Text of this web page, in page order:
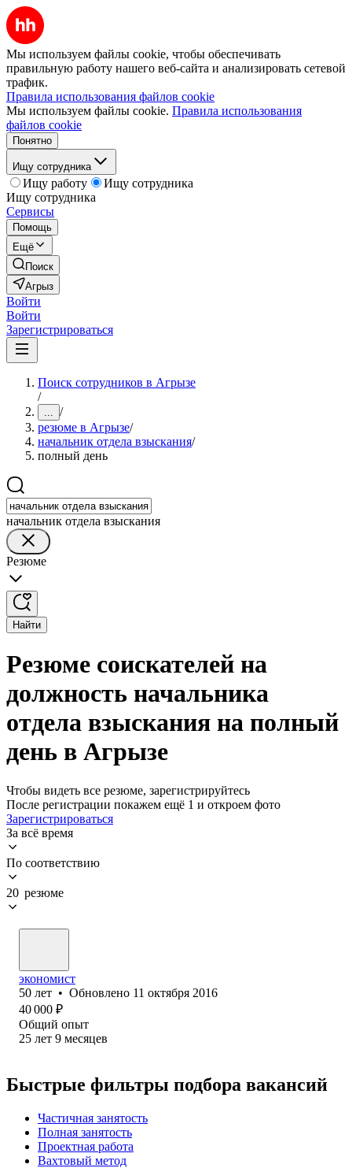
Мы используем файлы cookie, чтобы обеспечивать
правильную работу нашего веб-сайта и анализировать сетевой
трафик.
Правила использования файлов cookie
Мы используем файлы cookie. Правила использования
файлов cookie
Понятно
Ищу сотрудника
Ищу работу
Ищу сотрудника
Ищу сотрудника
Сервисы
Помощь
Ещё
Поиск
Агрыз
Войти
Войти
Зарегистрироваться
Поиск сотрудников в Агрызе
/
... /
резюме в Агрызе/
начальник отдела взыскания/
полный день
начальник отдела взыскания
Резюме
Найти
Резюме соискателей на
должность начальника
отдела взыскания на полный
день в Агрызе
Чтобы видеть все резюме, зарегистрируйтесь
После регистрации покажем ещё 1 и откроем фото
Зарегистрироваться
За всё время
По соответствию
20 резюме
экономист
50 лет • Обновлено 11 октября 2016
40 000 ₽
Общий опыт
25 лет 9 месяцев
Быстрые фильтры подбора вакансий
Частичная занятость
Полная занятость
Проектная работа
Вахтовый метод